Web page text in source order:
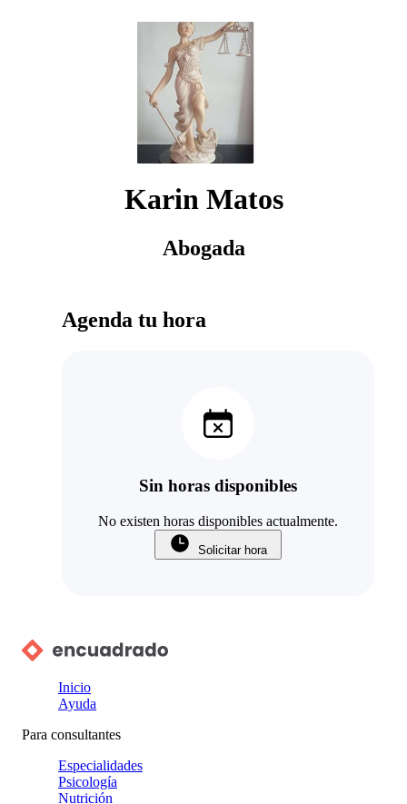
Karin Matos
Abogada
Agenda tu hora
Sin horas disponibles
No existen horas disponibles actualmente.
Solicitar hora
Inicio
Ayuda
Para consultantes
Especialidades
Psicología
Nutrición